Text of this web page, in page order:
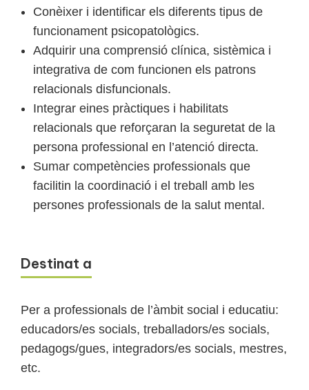
Conèixer i identificar els diferents tipus de
funcionament psicopatològics.
Adquirir una comprensió clínica, sistèmica i
integrativa de com funcionen els patrons
relacionals disfuncionals.
Integrar eines pràctiques i habilitats
relacionals que reforçaran la seguretat de la
persona professional en l’atenció directa.
Sumar competències professionals que
facilitin la coordinació i el treball amb les
persones professionals de la salut mental.
Destinat a
Per a professionals de l’àmbit social i educatiu:
educadors/es socials, treballadors/es socials,
pedagogs/gues, integradors/es socials, mestres,
etc.